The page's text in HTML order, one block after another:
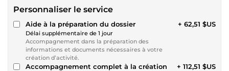
Personnaliser le service
Aide à la préparation du dossier
Délai supplémentaire de 1 jour
Accompagnement dans la préparation des
informations et documents nécessaires à votre
création d’activité.
+ 62,51 $US
Accompagnement complet à la création + 112,51 $US